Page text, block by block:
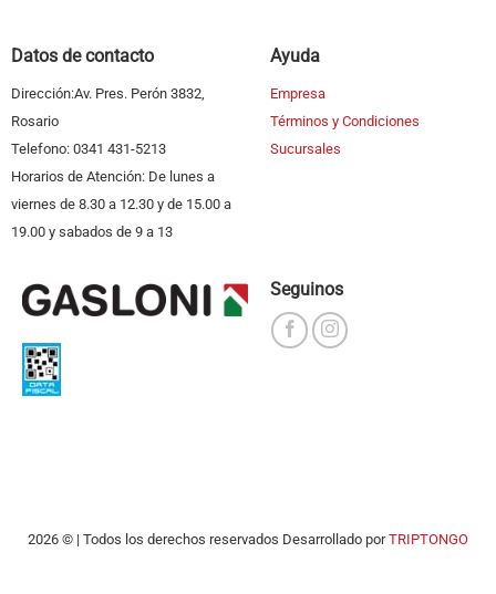
Datos de contacto
Dirección:Av. Pres. Perón 3832,
Rosario
Telefono: 0341 431-5213
Horarios de Atención: De lunes a
viernes de 8.30 a 12.30 y de 15.00 a
19.00 y sabados de 9 a 13
Ayuda
Empresa
Términos y Condiciones
Sucursales
Seguinos
2026 © | Todos los derechos reservados Desarrollado porTRIPTONGO